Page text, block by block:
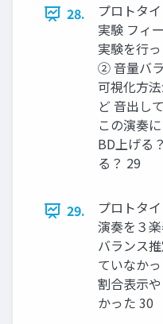
28.
プロトタ
実験 フィ
実験を行
② 音量バ
可視化方
ど 音出し
この演奏
BD上げる
る？ 29
29.
プロトタ
演奏を３
バランス
ていなか
割合表示
かった 30